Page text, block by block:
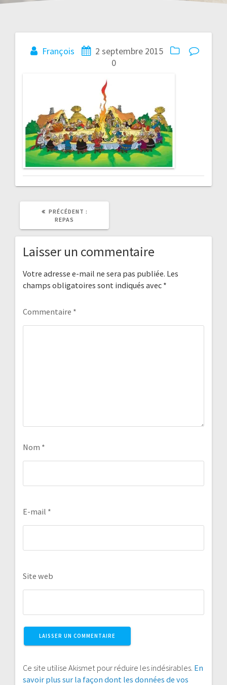
François
2 septembre 2015
0
Navigation
de
l’article
PRÉCÉDENT :
REPAS
Laisser un commentaire
Votre adresse e-mail ne sera pas publiée. Les
champs obligatoires sont indiqués avec *
Commentaire *
Nom *
E-mail *
Site web
Ce site utilise Akismet pour réduire les indésirables. En
savoir plus sur la façon dont les données de vos